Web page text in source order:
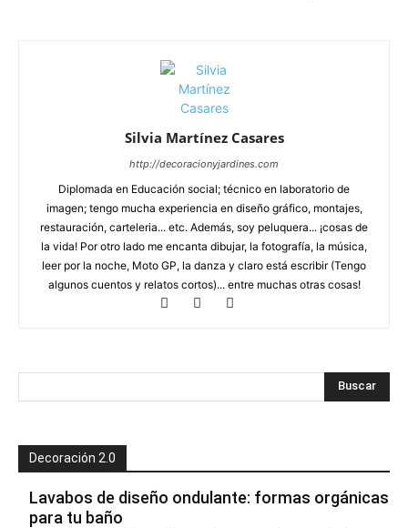
Silvia Martínez Casares
http://decoracionyjardines.com
Diplomada en Educación social; técnico en laboratorio de
imagen; tengo mucha experiencia en diseño gráfico, montajes,
restauración, carteleria... etc. Además, soy peluquera... ¡cosas de
la vida! Por otro lado me encanta dibujar, la fotografía, la música,
leer por la noche, Moto GP, la danza y claro está escribir (Tengo
algunos cuentos y relatos cortos)... entre muchas otras cosas!
Decoración 2.0
Lavabos de diseño ondulante: formas orgánicas
para tu baño